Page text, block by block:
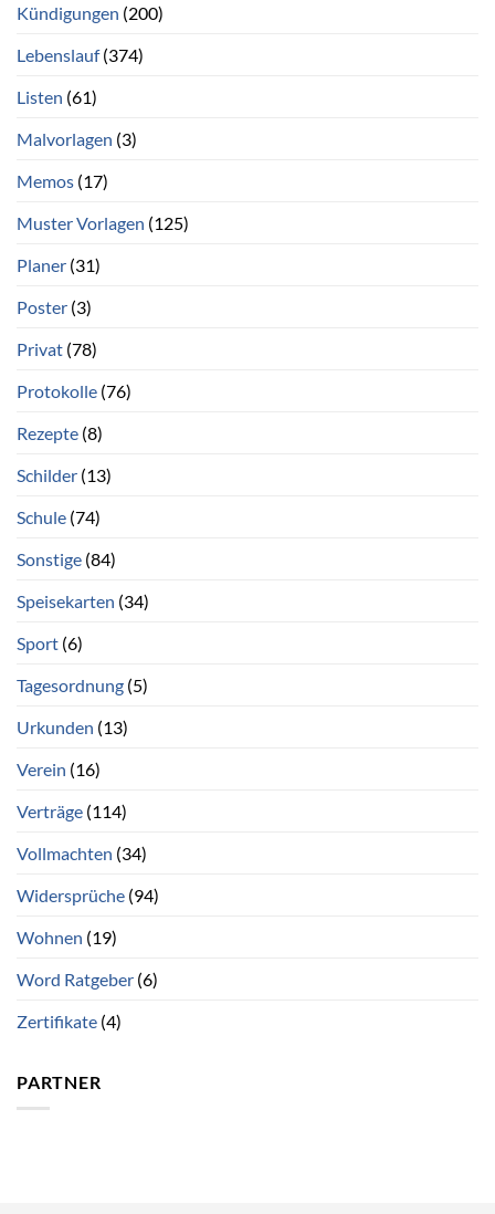
Kündigungen (200)
Lebenslauf(374)
Listen (61)
Malvorlagen (3)
Memos (17)
Muster Vorlagen (125)
Planer (31)
Poster (3)
Privat (78)
Protokolle (76)
Rezepte (8)
Schilder (13)
Schule (74)
Sonstige (84)
Speisekarten (34)
Sport (6)
Tagesordnung (5)
Urkunden (13)
Verein (16)
Verträge (114)
Vollmachten (34)
Widersprüche (94)
Wohnen (19)
Word Ratgeber (6)
Zertifikate (4)
PARTNER